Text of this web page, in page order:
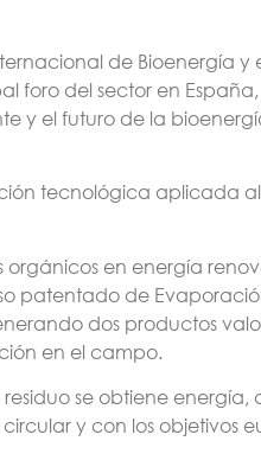
de Bioenergía y
foro del sector en
y el futuro de la
tecnológica aplicada
en energía
patentado de
dos productos
en el campo.
se obtiene energía,
y con los objetivos